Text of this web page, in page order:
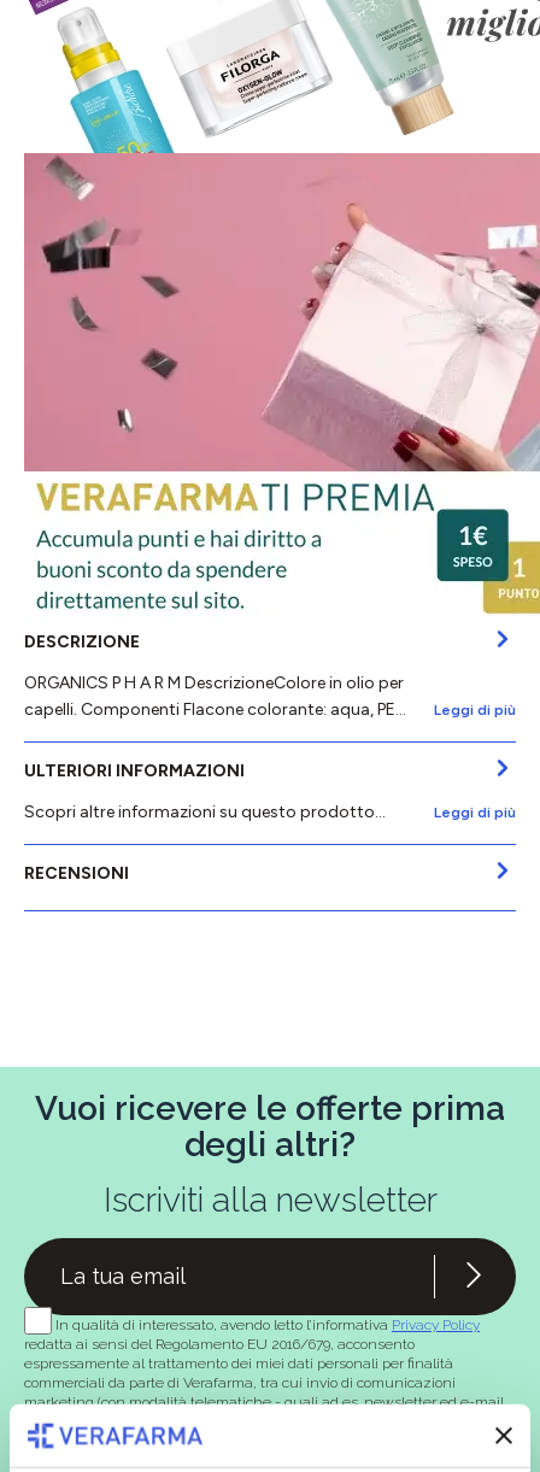
DESCRIZIONE
ORGANICS P H A R M DescrizioneColore in olio per
capelli. Componenti Flacone colorante: aqua, PE…
Leggi di più
ULTERIORI INFORMAZIONI
Scopri altre informazioni su questo prodotto...
Leggi di più
RECENSIONI
Vuoi ricevere le offerte prima
degli altri?
Iscriviti alla newsletter
In qualità di interessato, avendo letto l’informativa Privacy Policy
redatta ai sensi del Regolamento EU 2016/679, acconsento
espressamente al trattamento dei miei dati personali per finalità
commerciali da parte di Verafarma, tra cui invio di comunicazioni
marketing (con modalità telematiche - quali ad es. newsletter ed e-mail
con inviti e comunicazioni commerciali - e modalità tradizionali, quali ad
es. posta cartacea)